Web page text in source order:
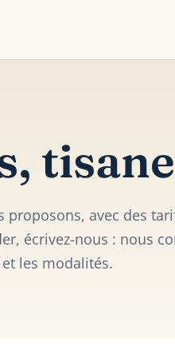
proposons, avec des
écrivez-nous : nous
les modalités.